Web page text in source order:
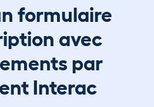
formulaire
avec
par
Interac